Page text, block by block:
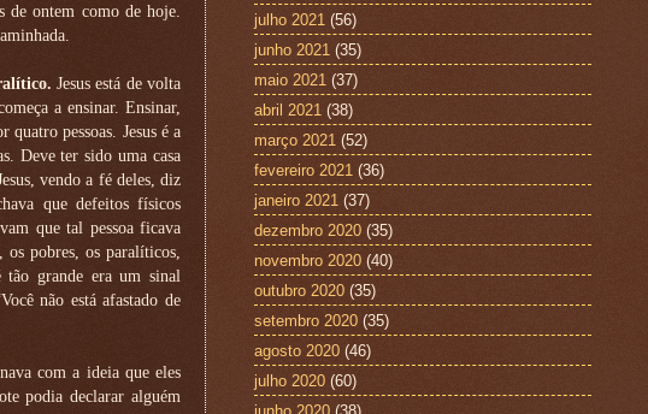
de ontem como de hoje.
Jesus está de volta
a ensinar. Ensinar,
pessoas. Jesus é a
Deve ter sido uma casa
vendo a fé deles, diz
que defeitos físicos
que tal pessoa ficava
pobres, os paralíticos,
tão grande era um sinal
não está afastado de
com a ideia que eles
podia declarar alguém
julho 2021 (56)
junho 2021 (35)
maio 2021 (37)
abril 2021 (38)
março 2021 (52)
fevereiro 2021 (36)
janeiro 2021 (37)
dezembro 2020 (35)
novembro 2020 (40)
outubro 2020 (35)
setembro 2020 (35)
agosto 2020 (46)
julho 2020 (60)